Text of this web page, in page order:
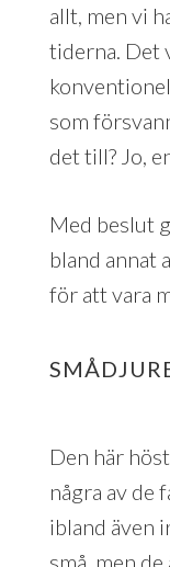
allt, men vi
tiderna. Det
som
det till? Jo,
Med beslut
bland annat
för att vara
Den här
några av de
ibland även
små, men